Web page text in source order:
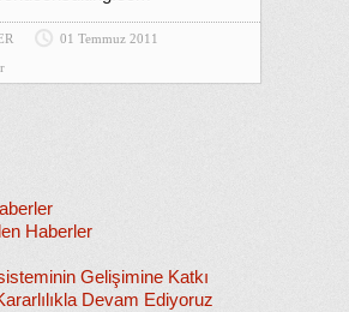
01 Temmuz 2011
Haberler
Gelişimine Katkı
Devam Ediyoruz